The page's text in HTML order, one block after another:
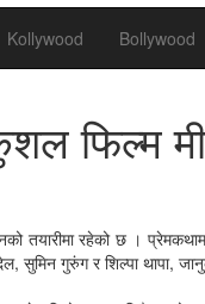
Kollywood Bollywood
फिल्म
तयारीमा रहेको छ ।
सुमिन गुरुंग र शिल्पा थापा,